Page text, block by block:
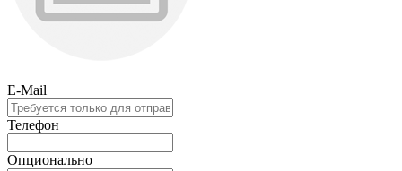
E-Mail
Телефон
Опционально